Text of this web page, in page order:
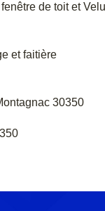
de toit et
et faitière
30350